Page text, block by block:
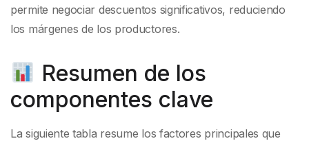
permite negociar descuentos significativos, reduciendo
los márgenes de los productores.
Resumen de los
componentes clave
La siguiente tabla resume los factores principales que